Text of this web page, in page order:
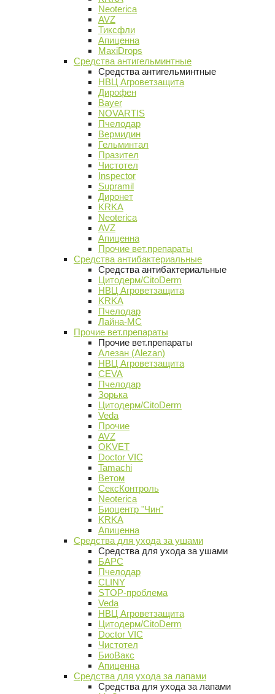
Neoterica
AVZ
Тиксфли
Апиценна
MaxiDrops
Средства антигельминтные
Средства антигельминтные
НВЦ Агроветзащита
Дирофен
Bayer
NOVARTIS
Пчелодар
Вермидин
Гельминтал
Празител
Чистотел
Inspector
Supramil
Диронет
KRKA
Neoterica
AVZ
Апиценна
Прочие вет.препараты
Средства антибактериальные
Средства антибактериальные
Цитодерм/CitoDerm
НВЦ Агроветзащита
KRKA
Пчелодар
Лайна-МС
Прочие вет.препараты
Прочие вет.препараты
Алезан (Alezan)
НВЦ Агроветзащита
CEVA
Пчелодар
Зорька
Цитодерм/CitoDerm
Veda
Прочие
AVZ
OKVET
Doctor VIC
Tamachi
Ветом
СексКонтроль
Neoterica
Биоцентр "Чин"
KRKA
Апиценна
Средства для ухода за ушами
Средства для ухода за ушами
БАРС
Пчелодар
CLINY
STOP-проблема
Veda
НВЦ Агроветзащита
Цитодерм/CitoDerm
Doctor VIC
Чистотел
БиоВакс
Апиценна
Средства для ухода за лапами
Средства для ухода за лапами